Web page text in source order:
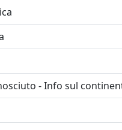
- Info sul